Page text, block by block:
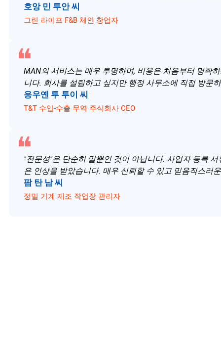
호앙 민 투안 씨
그린 라이프 F&B 체인 창업자
MAN의 서비스는 매우 투명하며, 비용은 처음부터 명확
니다. 회사를 설립하고 싶지만 행정 사무소에 직접 방문
응우옌 투 투이 씨
T&T 수입-수출 무역 주식회사 CEO
"전문성"은 단순히 말뿐인 것이 아닙니다. 사업자 등록
은 인상을 받았습니다. 매우 신뢰할 수 있고 믿음직스러
팜 탄 남 씨
정밀 기계 제조 작업장 관리자